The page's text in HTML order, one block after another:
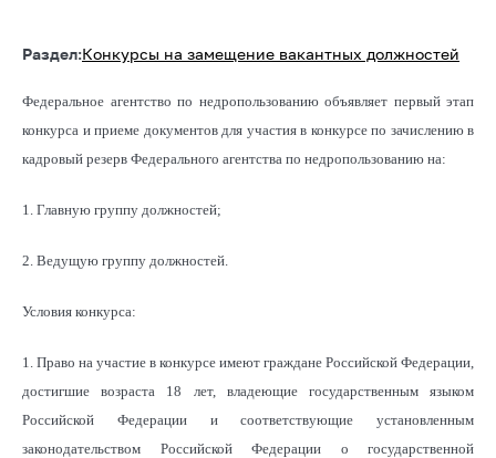
Раздел:Конкурсы на замещение вакантных должностей
Федеральное агентство по недропользованию объявляет первый этап
конкурса и приеме документов для участия в конкурсе по зачислению в
кадровый резерв Федерального агентства по недропользованию на:
1. Главную группу должностей;
2. Ведущую группу должностей.
Условия конкурса:
1. Право на участие в конкурсе имеют граждане Российской Федерации,
достигшие возраста 18 лет, владеющие государственным языком
Российской Федерации и соответствующие установленным
законодательством Российской Федерации о государственной